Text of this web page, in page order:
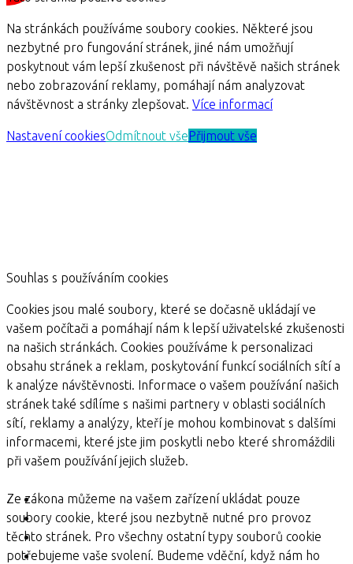
Na stránkách používáme soubory cookies. Některé jsou
nezbytné pro fungování stránek, jiné nám umožňují
poskytnout vám lepší zkušenost při návštěvě našich stránek
nebo zobrazování reklamy, pomáhají nám analyzovat
návštěvnost a stránky zlepšovat. Více informací
Nastavení cookiesOdmítnout všePřijmout vše
Souhlas s používáním cookies
Cookies jsou malé soubory, které se dočasně ukládají ve
vašem počítači a pomáhají nám k lepší uživatelské zkušenosti
na našich stránkách. Cookies používáme k personalizaci
obsahu stránek a reklam, poskytování funkcí sociálních sítí a
k analýze návštěvnosti. Informace o vašem používání našich
stránek také sdílíme s našimi partnery v oblasti sociálních
sítí, reklamy a analýzy, kteří je mohou kombinovat s dalšími
informacemi, které jste jim poskytli nebo které shromáždili
při vašem používání jejich služeb.
Ze zákona můžeme na vašem zařízení ukládat pouze
soubory cookie, které jsou nezbytně nutné pro provoz
těchto stránek. Pro všechny ostatní typy souborů cookie
potřebujeme vaše svolení. Budeme vděční, když nám ho